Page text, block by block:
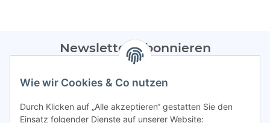
Newsletter Abonnieren
Bitte sendet mir entsprechend eurer
regelmäßig Infos zu euren Aktionen per E-Mail zu.
Abonnieren
Wie wir Cookies & Co nutzen
Durch Klicken auf „Alle akzeptieren“ gestatten Sie den
Einsatz folgender Dienste auf unserer Website: